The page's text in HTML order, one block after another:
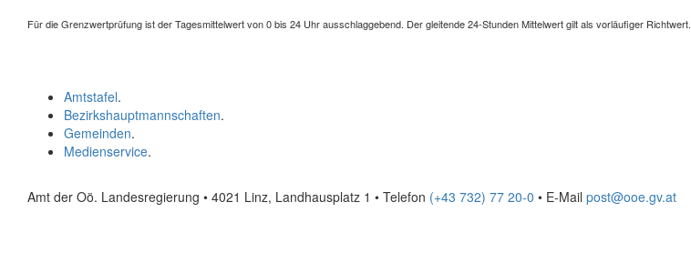
Für die Grenzwertprüfung ist der Tagesmittelwert von 0 bis 24 Uhr ausschlaggebend. Der gleitende 24-Stunden Mittelwert gilt als vorläufiger Richtwert.
Amtstafel.
Bezirkshauptmannschaften.
Gemeinden.
Medienservice.
Amt der Oö. Landesregierung • 4021 Linz, Landhausplatz 1 • Telefon (+43 732) 77 20-0 • E-Mail post@ooe.gv.at